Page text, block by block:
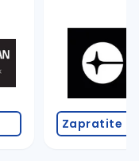
Zapratite